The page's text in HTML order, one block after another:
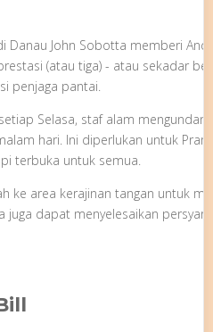
Danau John Sobotta memberi
(atau tiga) - atau sekadar
penjaga pantai.
Selasa, staf alam
hari. Ini diperlukan untuk
terbuka untuk semua.
ke area kerajinan tangan untuk
juga dapat menyelesaikan